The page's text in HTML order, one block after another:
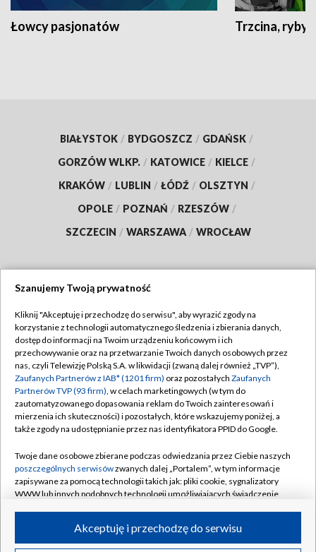
Łowcy pasjonatów Trzcina, ryby
BIAŁYSTOK / BYDGOSZCZ / GDAŃSK /
GORZÓW WLKP. / KATOWICE / KIELCE /
KRAKÓW / LUBLIN / ŁÓDŹ / OLSZTYN /
OPOLE / POZNAŃ / RZESZÓW /
SZCZECIN / WARSZAWA / WROCŁAW
TVP
Abonament TVP
Emisja w TVP
Centrum informacji TVP
Naziemna Telewizja Cyfrowa
Rada Programowa
System NOS
Informacje o nadawcy
Program dla prasy
Regulamin TVP
Polityka prywatności
Moje zgody
Pomoc
Kontakt
Kanały
©2026 Telewizja Polska S.A. w likwidacji
Szanujemy Twoją prywatność
Kliknij "Akceptuję i przechodzę do serwisu", aby wyrazić zgody na
korzystanie z technologii automatycznego śledzenia i zbierania danych,
dostęp do informacji na Twoim urządzeniu końcowym i ich
przechowywanie oraz na przetwarzanie Twoich danych osobowych przez
nas, czyli Telewizję Polską S.A. w likwidacji (zwaną dalej również „TVP”),
Zaufanych Partnerów z IAB* (1201 firm) oraz pozostałych Zaufanych
Partnerów TVP (93 firm), w celach marketingowych (w tym do
zautomatyzowanego dopasowania reklam do Twoich zainteresowań i
mierzenia ich skuteczności) i pozostałych, które wskazujemy poniżej, a
także zgody na udostępnianie przez nas identyfikatora PPID do Google.
Twoje dane osobowe zbierane podczas odwiedzania przez Ciebie naszych
poszczególnych serwisówzwanych dalej „Portalem”, w tym informacje
zapisywane za pomocą technologii takich jak: pliki cookie, sygnalizatory
WWW lub innych podobnych technologii umożliwiających świadczenie
ruchu w Internecie.Akceptuję i przechodzę do serwisu